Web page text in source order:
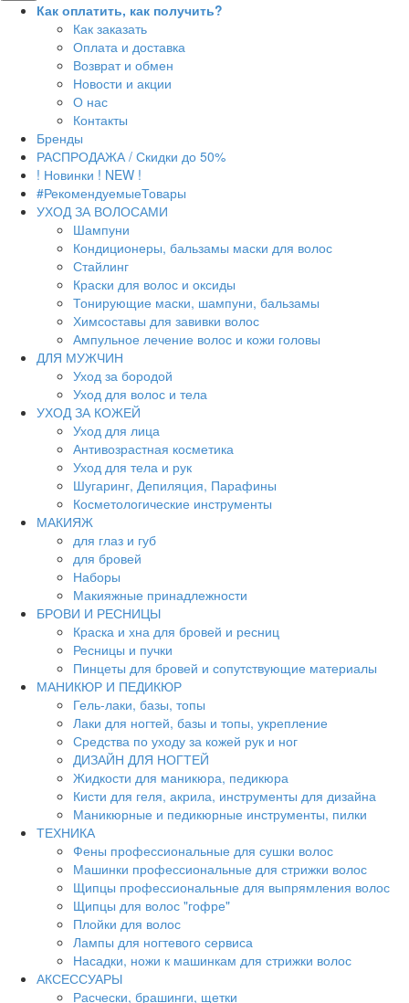
Как оплатить, как получить?
Как заказать
Оплата и доставка
Возврат и обмен
Новости и акции
О нас
Контакты
Бренды
РАСПРОДАЖА / Скидки до 50%
! Новинки ! NEW !
#РекомендуемыеТовары
УХОД ЗА ВОЛОСАМИ
Шампуни
Кондиционеры, бальзамы маски для волос
Стайлинг
Краски для волос и оксиды
Тонирующие маски, шампуни, бальзамы
Химсоставы для завивки волос
Ампульное лечение волос и кожи головы
ДЛЯ МУЖЧИН
Уход за бородой
Уход для волос и тела
УХОД ЗА КОЖЕЙ
Уход для лица
Антивозрастная косметика
Уход для тела и рук
Шугаринг, Депиляция, Парафины
Косметологические инструменты
МАКИЯЖ
для глаз и губ
для бровей
Наборы
Макияжные принадлежности
БРОВИ И РЕСНИЦЫ
Краска и хна для бровей и ресниц
Ресницы и пучки
Пинцеты для бровей и сопутствующие материалы
МАНИКЮР И ПЕДИКЮР
Гель-лаки, базы, топы
Лаки для ногтей, базы и топы, укрепление
Средства по уходу за кожей рук и ног
ДИЗАЙН ДЛЯ НОГТЕЙ
Жидкости для маникюра, педикюра
Кисти для геля, акрила, инструменты для дизайна
Маникюрные и педикюрные инструменты, пилки
ТЕХНИКА
Фены профессиональные для сушки волос
Машинки профессиональные для стрижки волос
Щипцы профессиональные для выпрямления волос
Щипцы для волос "гофре"
Плойки для волос
Лампы для ногтевого сервиса
Насадки, ножи к машинкам для стрижки волос
АКСЕССУАРЫ
Расчески, брашинги, щетки